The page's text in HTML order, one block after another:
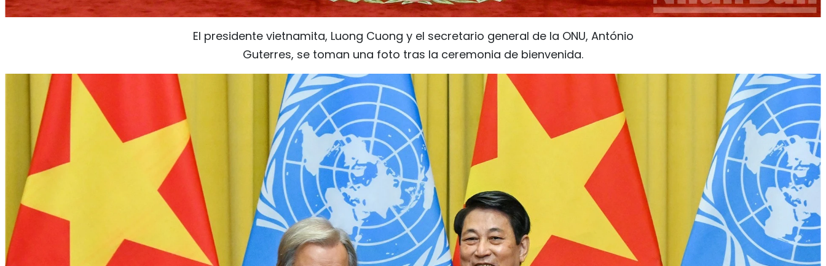
El presidente vietnamita, Luong Cuong y el secretario general de la ONU, António
Guterres, se toman una foto tras la ceremonia de bienvenida.